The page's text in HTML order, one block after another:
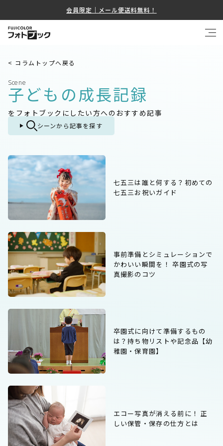
会員限定｜メール便送料無料！
< コラムトップへ戻る
Scene
子どもの成長記録
をフォトブックにしたい方へのおすすめ記事
シーンから記事を探す
七五三は誰と何する？初めての
七五三お祝いガイド
事前準備とシミュレーションで
かわいい瞬間を！ 卒園式の写
真撮影のコツ
卒園式に向けて準備するもの
は？持ち物リストや記念品【幼
稚園・保育園】
エコー写真が消える前に！ 正
しい保管・保存の仕方とは